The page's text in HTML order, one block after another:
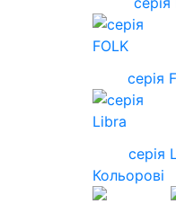
серія
серія
Кольорові